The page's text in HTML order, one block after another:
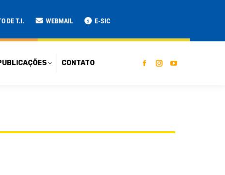
DE T.I. WEBMAIL E-SIC
CONTATO